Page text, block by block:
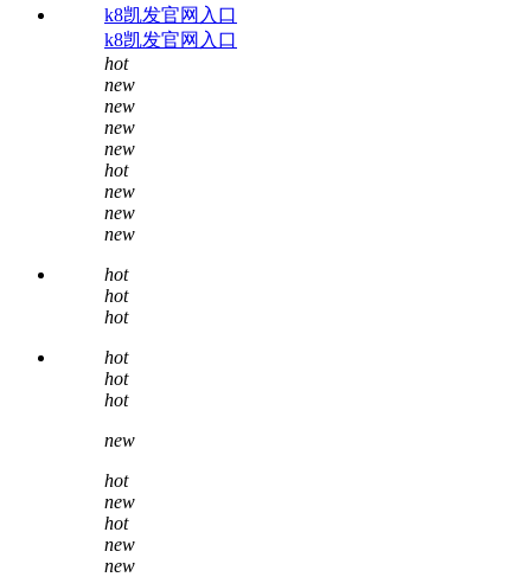
k8凯发官网入口
k8凯发官网入口
hot
new
new
new
new
hot
new
new
new
hot
hot
hot
hot
hot
hot
new
hot
new
hot
new
new